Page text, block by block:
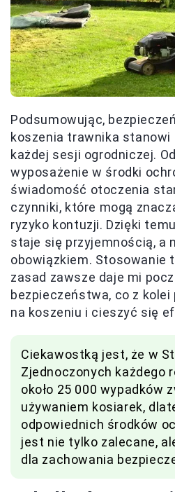
Podsumowując,
koszenia trawnika stanowi
każdej sesji ogrodniczej.
wyposażenie w środki
świadomość otoczenia
czynniki, które mogą
ryzyko kontuzji. Dzięki
staje się przyjemnością, a
obowiązkiem. Stosowanie
zasad zawsze daje mi
bezpieczeństwa, co z
na koszeniu i cieszyć się
Ciekawostką jest, że w
Zjednoczonych każdego
około 25 000 wypadków
używaniem kosiarek,
odpowiednich środków
jest nie tylko zalecane,
dla zachowania